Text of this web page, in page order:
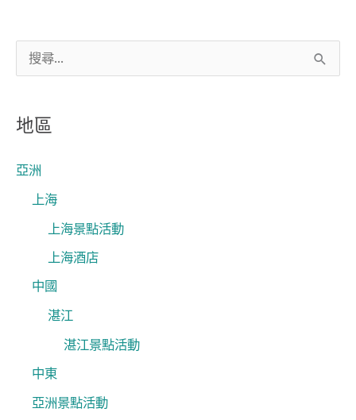
關
字
地區
亞洲
上海
上海景點活動
上海酒店
中國
湛江
湛江景點活動
中東
亞洲景點活動